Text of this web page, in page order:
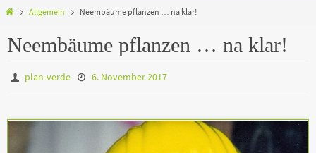
HomeAllgemein Neembäume pflanzen … na klar!
Neembäume pflanzen … na klar!
plan-verde 6. November 2017